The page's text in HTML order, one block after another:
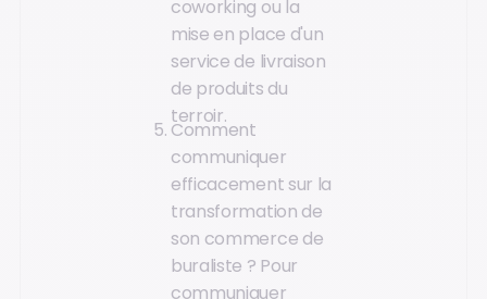
coworking ou la
mise en place d'un
service de livraison
de produits du
terroir.
Comment
communiquer
efficacement sur la
transformation de
son commerce de
buraliste ? Pour
communiquer